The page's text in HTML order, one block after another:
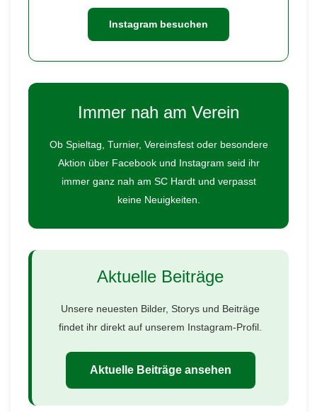
Instagram besuchen
Immer nah am Verein
Ob Spieltag, Turnier, Vereinsfest oder besondere
Aktion über Facebook und Instagram seid ihr
immer ganz nah am SC Hardt und verpasst
keine Neuigkeiten.
Aktuelle Beiträge
Unsere neuesten Bilder, Storys und Beiträge
findet ihr direkt auf unserem Instagram-Profil.
Aktuelle Beiträge ansehen